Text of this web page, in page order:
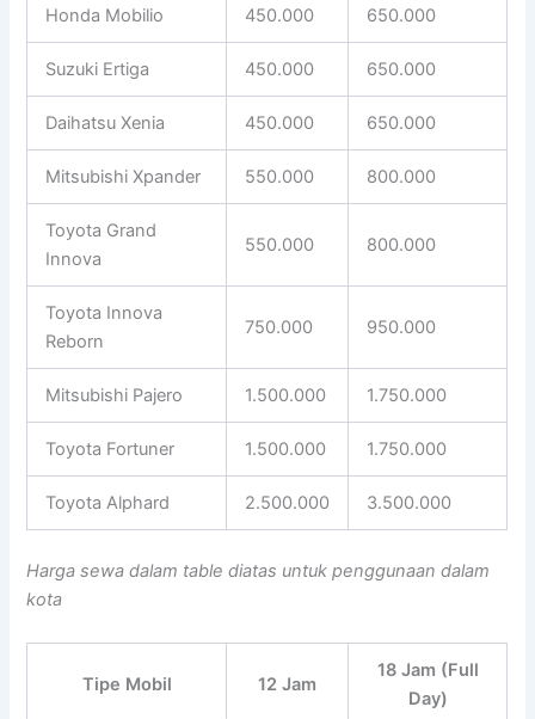
Honda Mobilio 450.000 650.000
Suzuki Ertiga 450.000 650.000
Daihatsu Xenia 450.000 650.000
Mitsubishi Xpander 550.000 800.000
Toyota Grand
Innova
550.000 800.000
Toyota Innova
Reborn
750.000 950.000
Mitsubishi Pajero 1.500.000 1.750.000
Toyota Fortuner 1.500.000 1.750.000
Toyota Alphard 2.500.000 3.500.000
Harga sewa dalam table diatas untuk penggunaan dalam
kota
Tipe Mobil 12 Jam
18 Jam (Full
Day)